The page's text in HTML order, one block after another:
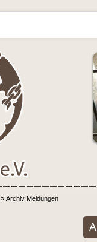
» Archiv Meldungen